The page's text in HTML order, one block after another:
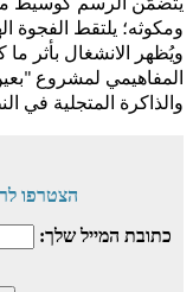
يتضمّن الرسم كوسيط
ومكوثه؛ يلتقط الفجوة
ويُظهر الانشغال بأثر
المفاهيمي لمشروع
والذاكرة المتجلية في
הצטרפו
כתובת המייל שלך: